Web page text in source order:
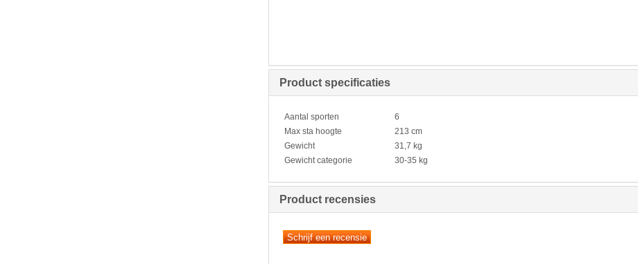
Product specificaties
Aantal sporten
6
Max sta hoogte
213 cm
Gewicht
31,7 kg
Gewicht categorie
30-35 kg
Product recensies